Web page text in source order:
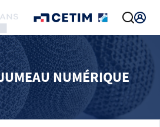
NUMÉRIQUE